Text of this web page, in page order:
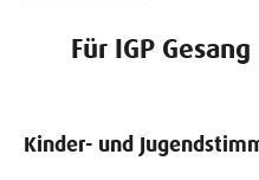
Für IGP Gesang
Kinder- und